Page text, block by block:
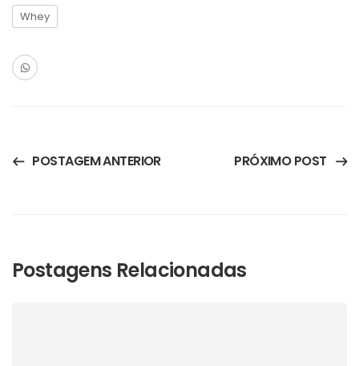
Whey
POSTAGEM ANTERIOR PRÓXIMO POST
Postagens Relacionadas